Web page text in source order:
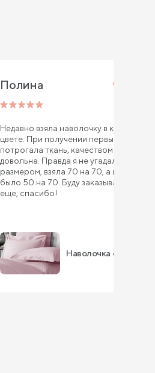
Полина 04.12.2022
Недавно взяла наволочку в кремовом
цвете. При получении первым делом
потрогала ткань, качеством осталась
довольна. Правда я не угадала с
размером, взяла 70 на 70, а надо
было 50 на 70. Буду заказывать у вас
еще, спасибо!
Наволочка оксфорд